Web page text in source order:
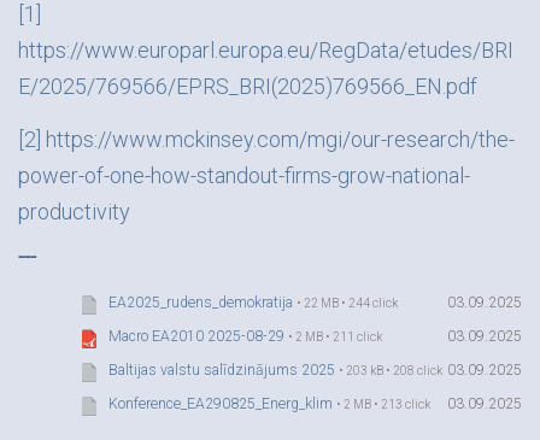
[1]
https://www.europarl.europa.eu/RegData/etudes/BRI
E/2025/769566/EPRS_BRI(2025)769566_EN.pdf
[2] https://www.mckinsey.com/mgi/our-research/the-
power-of-one-how-standout-firms-grow-national-
productivity
---
EA2025_rudens_demokratija • 22 MB • 244 click
03.09.2025
Macro EA2010 2025-08-29 • 2 MB • 211 click
03.09.2025
Baltijas valstu salīdzinājums 2025 • 203 kB • 208 click 03.09.2025
Konference_EA290825_Energ_klim • 2 MB • 213 click 03.09.2025